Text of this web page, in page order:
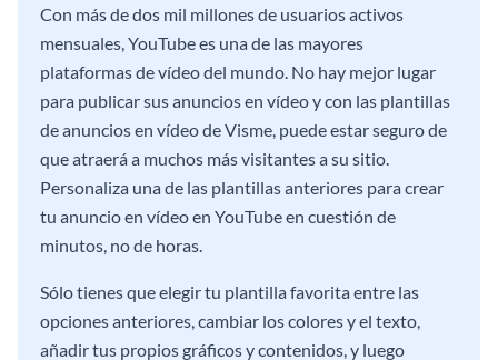
Con más de dos mil millones de usuarios activos
mensuales, YouTube es una de las mayores
plataformas de vídeo del mundo. No hay mejor lugar
para publicar sus anuncios en vídeo y con las plantillas
de anuncios en vídeo de Visme, puede estar seguro de
que atraerá a muchos más visitantes a su sitio.
Personaliza una de las plantillas anteriores para crear
tu anuncio en vídeo en YouTube en cuestión de
minutos, no de horas.
Sólo tienes que elegir tu plantilla favorita entre las
opciones anteriores, cambiar los colores y el texto,
añadir tus propios gráficos y contenidos, y luego